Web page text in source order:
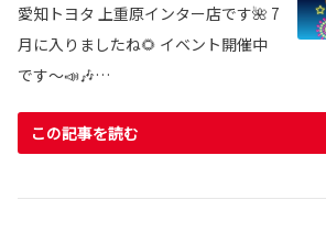
愛知トヨタ 上重原インター店です🌺 7
月に入りましたね🌻 イベント開催中
です～📣🎶…
この記事を読む